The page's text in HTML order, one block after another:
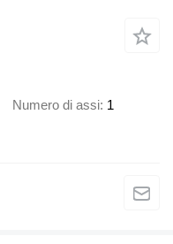
Numero di assi 1